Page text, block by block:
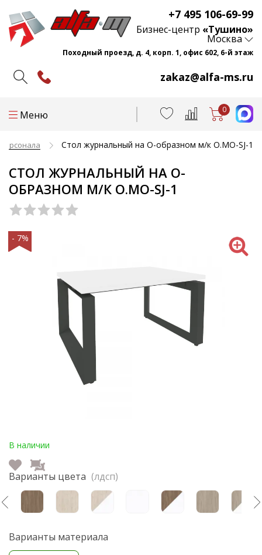
+7 495 106-69-99
zakaz@alfa-ms.ru
Бизнес-центр «Тушино»
Москва
Походный проезд, д. 4, корп. 1, офис 602, 6-й этаж
Меню 0
Стол журнальный на О-образном м/к O.MO-SJ-1
СТОЛ ЖУРНАЛЬНЫЙ НА О-
ОБРАЗНОМ М/К O.MO-SJ-1
- 7%
В наличии
Варианты цвета (лдсп)
Варианты материала